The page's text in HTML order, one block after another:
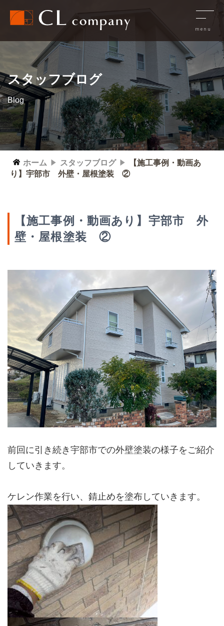
スタッフブログ
Blog
ホーム スタッフブログ
【施工事例・動画あ
り】宇部市 外壁・屋根塗装 ②
【施工事例・動画あり】宇部市 外
壁・屋根塗装 ②
前回に引き続き宇部市での外壁塗装の様子をご紹介
していきます。
ケレン作業を行い、錆止めを塗布していきます。